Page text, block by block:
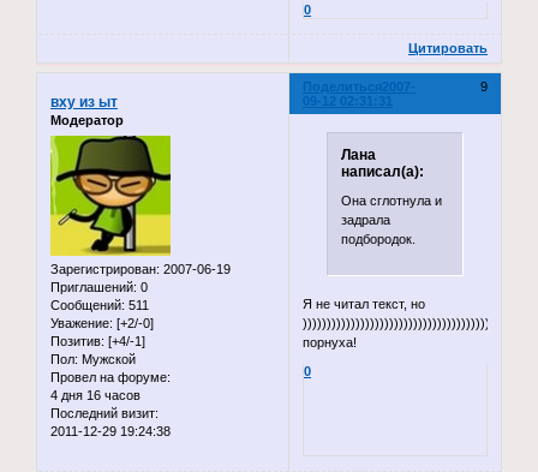
0
Цитировать
Поделиться 9
2007-
09-12 02:31:31
вху из ыт
Модератор
Зарегистрирован: 2007-06-19
Приглашений: 0
Сообщений: 511
Уважение: [+2/-0]
Позитив: [+4/-1]
Пол: Мужской
Провел на форуме:
4 дня 16 часов
Последний визит:
2011-12-29 19:24:38
Лана
написал(а):
Она сглотнула и
задрала
подбородок.
Я не читал текст, но
)))))))))))))))))))))))))))))))))))))))))))))))))
порнуха!
0